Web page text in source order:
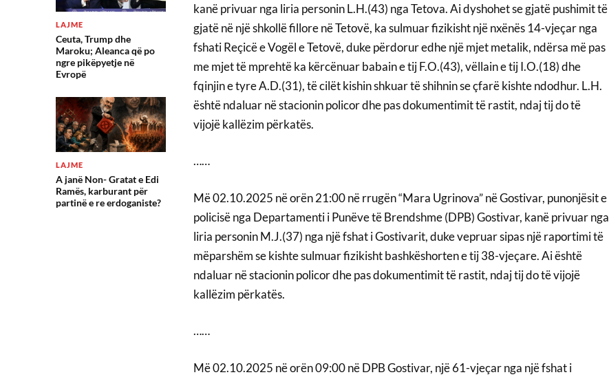
LAJME
Ceuta, Trump dhe
Maroku; Aleanca që po
ngre pikëpyetje në
Evropë
LAJME
A janë Non- Gratat e Edi
Ramës, karburant për
partinë e re erdoganiste?
kanë privuar nga liria personin L.H.(43) nga Tetova. Ai dyshohet se gjatë pushimit të
gjatë në një shkollë fillore në Tetovë, ka sulmuar fizikisht një nxënës 14-vjeçar nga
fshati Reçicë e Vogël e Tetovë, duke përdorur edhe një mjet metalik, ndërsa më pas
me mjet të mprehtë ka kërcënuar babain e tij F.O.(43), vëllain e tij I.O.(18) dhe
fqinjin e tyre A.D.(31), të cilët kishin shkuar të shihnin se çfarë kishte ndodhur. L.H.
është ndaluar në stacionin policor dhe pas dokumentimit të rastit, ndaj tij do të
vijojë kallëzim përkatës.
……
Më 02.10.2025 në orën 21:00 në rrugën “Mara Ugrinova” në Gostivar, punonjësit e
policisë nga Departamenti i Punëve të Brendshme (DPB) Gostivar, kanë privuar nga
liria personin M.J.(37) nga një fshat i Gostivarit, duke vepruar sipas një raportimi të
mëparshëm se kishte sulmuar fizikisht bashkëshorten e tij 38-vjeçare. Ai është
ndaluar në stacionin policor dhe pas dokumentimit të rastit, ndaj tij do të vijojë
kallëzim përkatës.
……
Më 02.10.2025 në orën 09:00 në DPB Gostivar, një 61-vjeçar nga një fshat i